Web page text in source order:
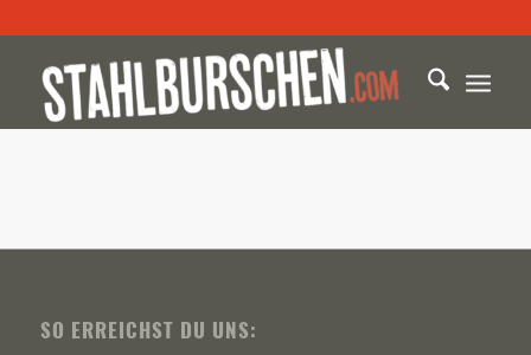
SO ERREICHST DU UNS: